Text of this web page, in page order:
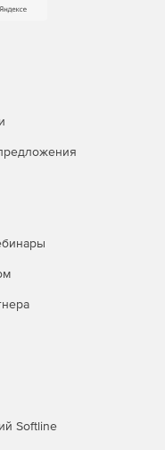
защиту сети
по данным
и тревожных событий на
Softline